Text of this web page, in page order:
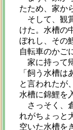
たため、家か
そして、観
けた。水槽の
ぼれし、その
自転車のかご
家に持って
「飼う水槽は
と言われたが
水槽に錦鯉を
さっそく、
れがちょっと
空いた水槽を